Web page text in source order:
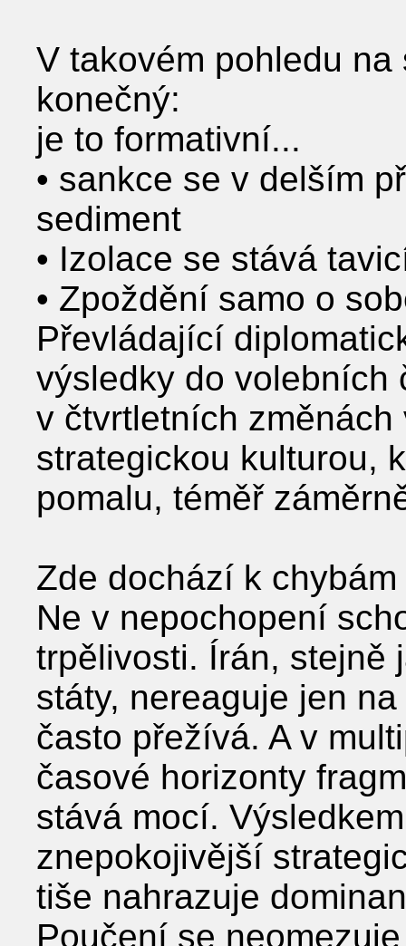
V takovém pohledu
konečný:
je to formativní...
• sankce se v delším
sediment
• Izolace se stává
• Zpoždění samo o
Převládající
výsledky do volebních
v čtvrtletních
strategickou kulturou,
pomalu, téměř
Zde dochází k
Ne v nepochopení
trpělivosti. Írán, stejně
státy, nereaguje jen
často přežívá. A v
časové horizonty
stává mocí.
znepokojivější
tiše nahrazuje
Poučení se